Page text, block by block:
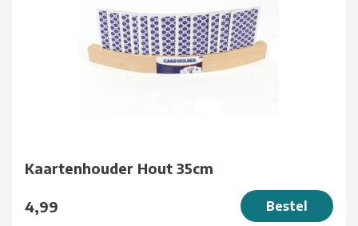
Kaartenhouder Hout 35cm
4,99 Bestel